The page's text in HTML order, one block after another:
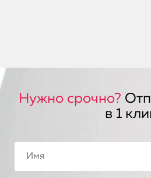
Нужно срочно?
в 1